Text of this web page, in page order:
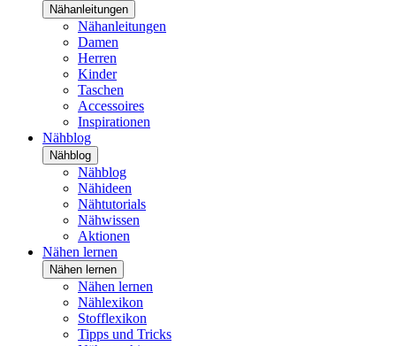
Nähanleitungen
Nähanleitungen
Damen
Herren
Kinder
Taschen
Accessoires
Inspirationen
Nähblog
Nähblog
Nähblog
Nähideen
Nähtutorials
Nähwissen
Aktionen
Nähen lernen
Nähen lernen
Nähen lernen
Nählexikon
Stofflexikon
Tipps und Tricks